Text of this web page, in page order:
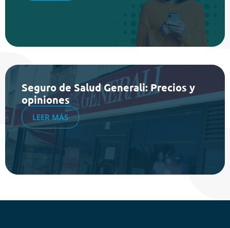
Seguro de Salud Generali: Precios y
opiniones
LEER MÁS